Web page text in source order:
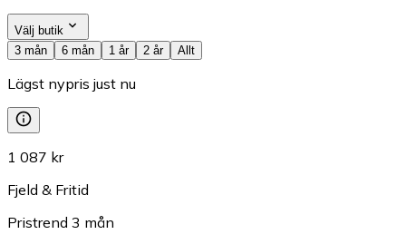
Välj butik
3 mån
6 mån 1 år 2 år Allt
Lägst nypris just nu
1 087 kr
Fjeld & Fritid
Pristrend 3 mån